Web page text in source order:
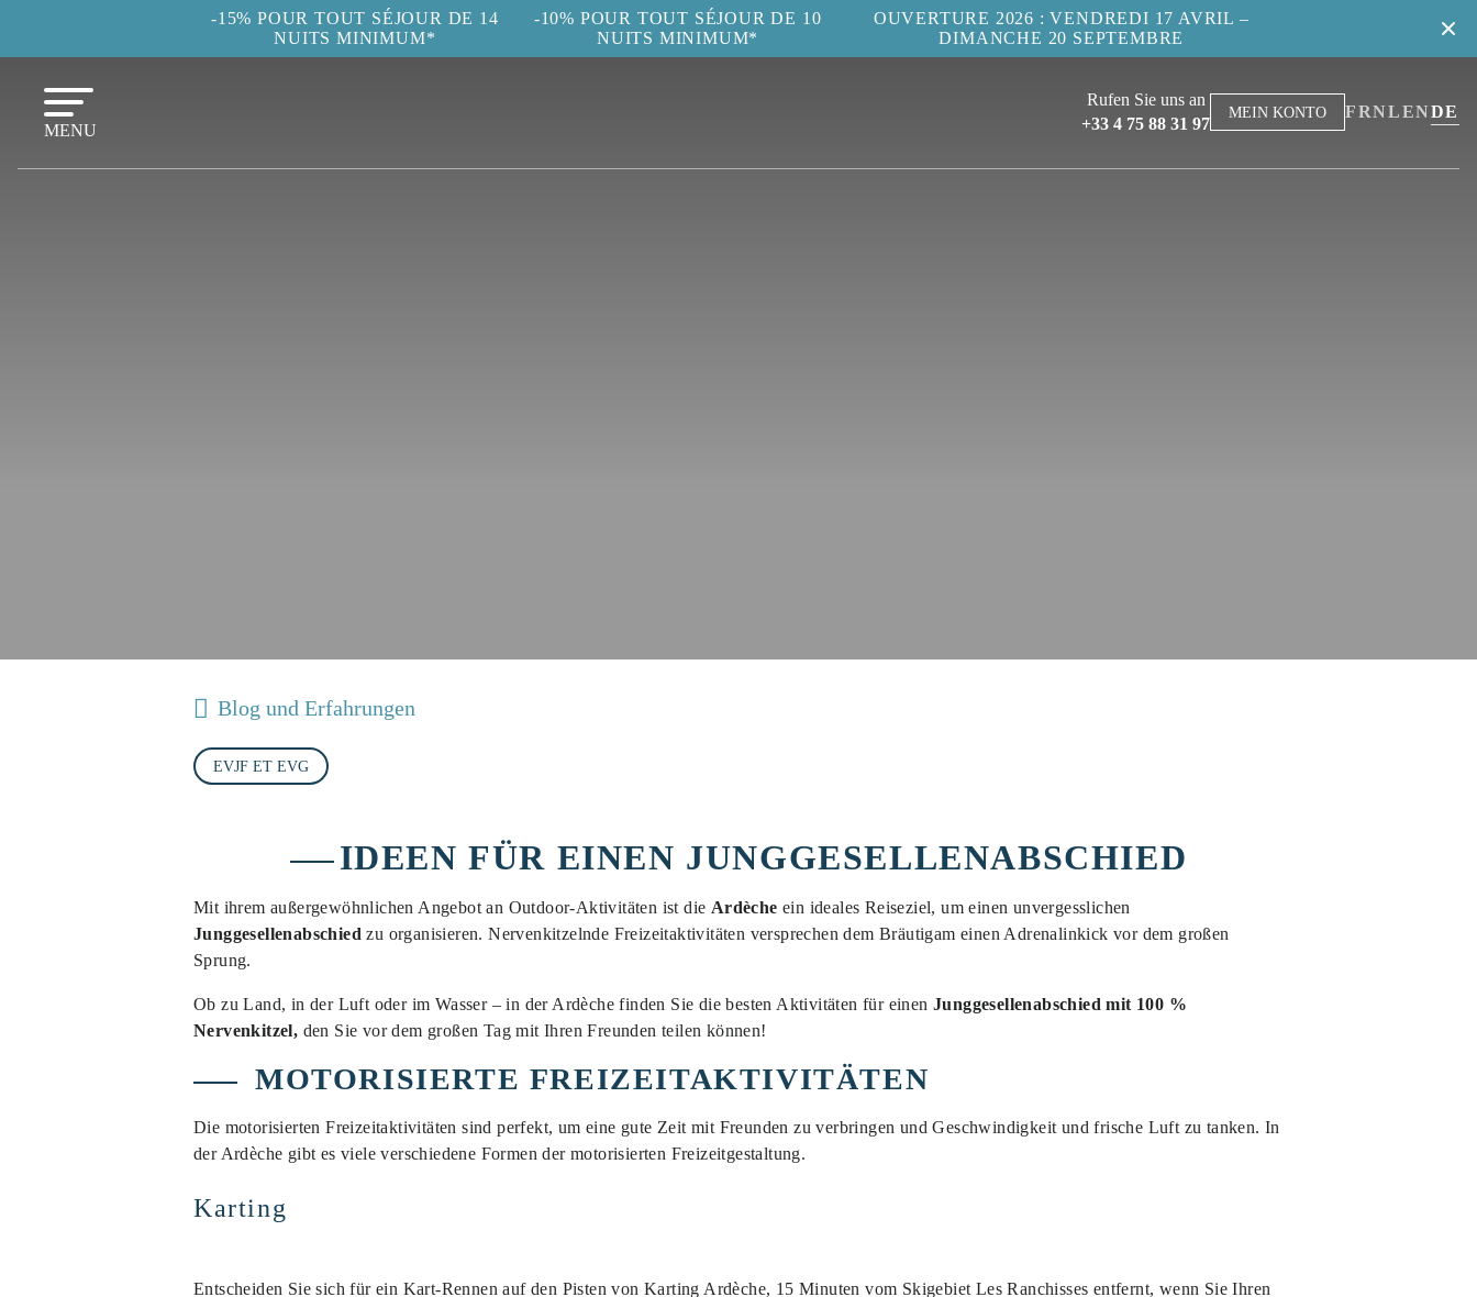
-15% POUR TOUT SÉJOUR DE 14
NUITS MINIMUM*
-10% POUR TOUT SÉJOUR DE 10
NUITS MINIMUM*
OUVERTURE 2026 : VENDREDI 17 AVRIL –
DIMANCHE 20 SEPTEMBRE
MENU
Rufen Sie uns an
+33 4 75 88 31 97
MEIN KONTO FR EN
NL DE
Blog und Erfahrungen
EVJF ET EVG
IDEEN FÜR EINEN JUNGGESELLENABSCHIED
Mit ihrem außergewöhnlichen Angebot an Outdoor-Aktivitäten ist die Ardècheein ideales Reiseziel, um einen unvergesslichen
Junggesellenabschiedzu organisieren. Nervenkitzelnde Freizeitaktivitäten versprechen dem Bräutigam einen Adrenalinkick vor dem großen
Sprung.
Ob zu Land, in der Luft oder im Wasser – in der Ardèche finden Sie die besten Aktivitäten für einen Junggesellenabschied mit 100 %
Nervenkitzel, den Sie vor dem großen Tag mit Ihren Freunden teilen können!
MOTORISIERTE FREIZEITAKTIVITÄTEN
Die motorisierten Freizeitaktivitäten sind perfekt, um eine gute Zeit mit Freunden zu verbringen und Geschwindigkeit und frische Luft zu tanken. In
der Ardèche gibt es viele verschiedene Formen der motorisierten Freizeitgestaltung.
Karting
Entscheiden Sie sich für ein Kart-Rennen auf den Pisten von Karting Ardèche, 15 Minuten vom Skigebiet Les Ranchisses entfernt, wenn Sie Ihren